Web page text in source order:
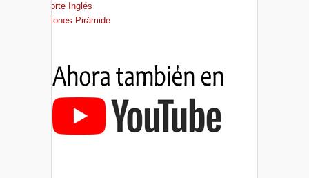
El Corte Inglés
Ediciones Pirámide